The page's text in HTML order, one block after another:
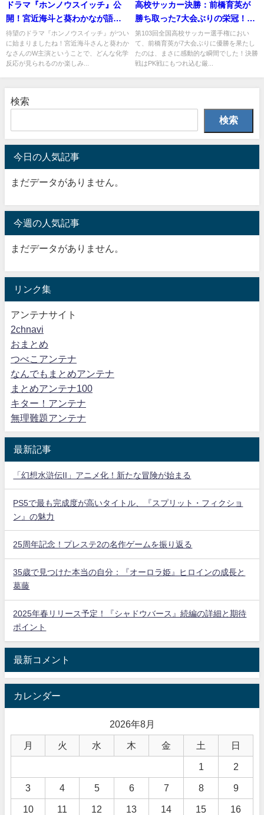
ドラマ『ホンノウスイッチ』公
開！宮近海斗と葵わかなが語る
エモさ
待望のドラマ『ホンノウスイッチ』がつい
に始まりましたね！宮近海斗さんと葵わか
なさんのW主演ということで、どんな化学
反応が見られるのか楽しみ...
高校サッカー決勝：前橋育英が
勝ち取った7大会ぶりの栄冠！試
合の詳細と選手たちの姿
第103回全国高校サッカー選手権におい
て、前橋育英が7大会ぶりに優勝を果たし
たのは、まさに感動的な瞬間でした！決勝
戦はPK戦にもつれ込む厳...
検索
検索
今日の人気記事
まだデータがありません。
今週の人気記事
まだデータがありません。
リンク集
アンテナサイト
2chnavi
おまとめ
つべこアンテナ
なんでもまとめアンテナ
まとめアンテナ100
キター！アンテナ
無理難題アンテナ
最新記事
「幻想水滸伝II」アニメ化！新たな冒険が始まる
PS5で最も完成度が高いタイトル、『スプリット・フィクショ
ン』の魅力
25周年記念！プレステ2の名作ゲームを振り返る
35歳で見つけた本当の自分：『オーロラ姫』ヒロインの成長と
葛藤
2025年春リリース予定！『シャドウバース』続編の詳細と期待
ポイント
最新コメント
カレンダー
2026年8月
月 火 水 木 金 土 日
1 2
3 4 5 6 7 8 9
10 11 12 13 14 15 16